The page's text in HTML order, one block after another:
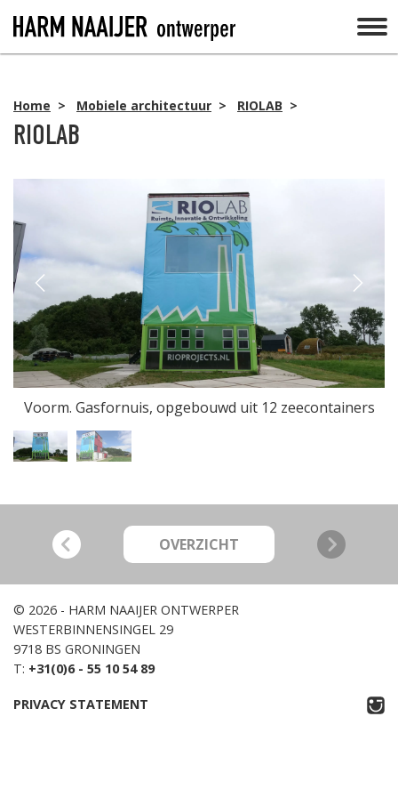
Home > Mobiele architectuur > RIOLAB >
RIOLAB
Voorm. Gasfornuis, opgebouwd uit 12 zeecontainers
OVERZICHT
© 2026 - HARM NAAIJER ONTWERPER
WESTERBINNENSINGEL 29
9718 BS GRONINGEN
T: +31(0)6 - 55 10 54 89
PRIVACY STATEMENT